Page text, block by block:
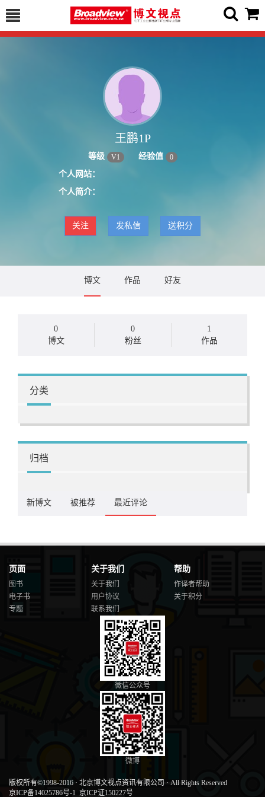
王鹏1P
等级 V1 经验值 0
个人网站：
个人简介：
关注 发私信 送积分
博文 作品 好友
0
博文
0
粉丝
1
作品
分类
归档
新博文 被推荐 最近评论
页面
图书
电子书
专题
关于我们
关于我们
用户协议
联系我们
帮助
作译者帮助
关于积分
微信公众号
微博
版权所有©1998-2016 · 北京博文视点资讯有限公司 · All Rights Reserved
京ICP备14025786号-1 京ICP证150227号